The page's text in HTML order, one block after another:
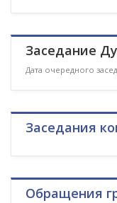
Заседание
Дата очередного
Заседания
Обращения